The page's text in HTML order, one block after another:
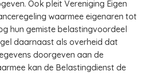
Ook pleit Vereniging Eigen
waarmee eigenaren tot
hun gemiste belastingvoordeel
daarnaast als overheid dat
doorgeven aan de
kan de Belastingdienst de